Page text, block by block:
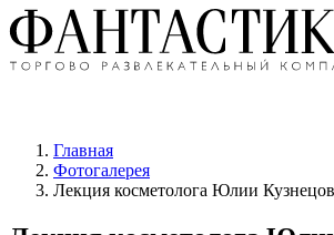
Главная
Фотогалерея
Лекция косметолога Юлии